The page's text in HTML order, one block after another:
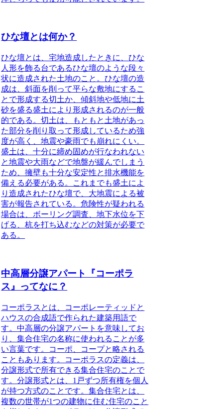
ひな壇とは何か？
ひな壇とは、宅地造成したときに、ひな
人形を飾る台であるひな壇のような段々
状に造成された土地のこと 。ひな壇の造
成は、斜面を削って平らな敷地にするこ
とで形成する切土か、傾斜地や低地に土
砂を盛る盛土により形成されるのが一般
的である。切土は、もともと土地があっ
た部分を削り取って形成しているため強
度が高く、地震や豪雨でも崩れにくい。
盛土は、十分に締め固めが行なわれない
と地震や大雨などで地盤が緩んでしまう
ため、擁壁も十分な安定性と排水機能を
備える必要がある。これまでも盛土によ
り造成されたひな壇で、大地震による被
害が報告されている。危険性が疑われる
場合は、ボーリング調査、地下水位を下
げる、杭を打ち込むなどの対策が必要で
ある。
中高層分譲アパート『コーポラ
ス』ってなに？
コーポラスとは、コーポレーティッドと
ハウスの合成語で作られた建築用語で
す。中高層の分譲アパートを意味してお
り、集合住宅の名称に使われることが多
い言葉です。コーポ、コープと略される
こともあります。コーポラスの定義は、
分譲形式で所有できる集合住宅のこと で
す。分譲形式とは、1戸ずつ所有権を個人
が持つ方式のことです。集合住宅とは、
複数の世帯が1つの建物に住む住宅のこと